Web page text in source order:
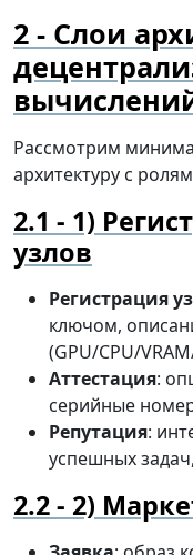
Слои
Рассмотрим
архитектуру с
1)
узлов
Регистрация
ключом,
(GPU/CPU/
Аттестация:
серийные
Репутация:
успешных
2)